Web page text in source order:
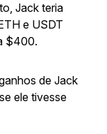
Jack teria
e USDT
$400.
de Jack
ele tivesse